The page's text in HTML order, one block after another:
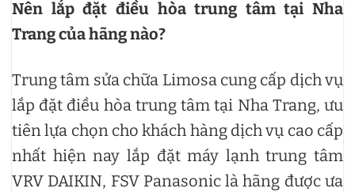
Nên lắp đặt điều hòa trung tâm tại Nha
Trang của hãng nào?
Trung tâm sửa chữa Limosa cung cấp dịch vụ
lắp đặt điều hòa trung tâm tại Nha Trang, ưu
tiên lựa chọn cho khách hàng dịch vụ cao cấp
nhất hiện nay lắp đặt máy lạnh trung tâm
VRV DAIKIN, FSV Panasonic là hãng được ưa